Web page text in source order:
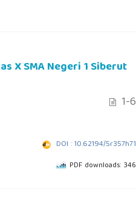
X SMA Negeri 1 Siberut
1-6
DOI : 10.62194/5r357h71
PDF downloads: 346